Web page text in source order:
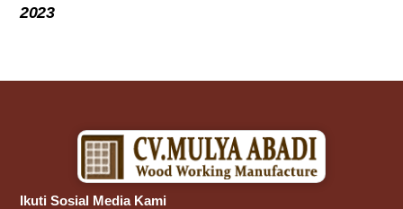
2023
Ikuti Sosial Media Kami